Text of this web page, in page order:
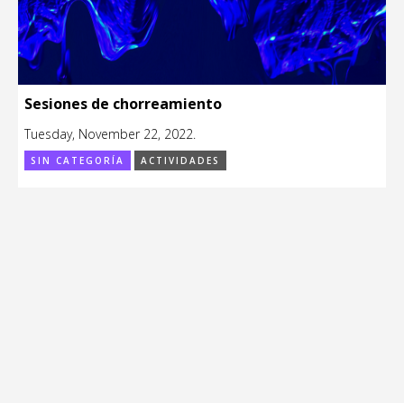
Sesiones de chorreamiento
Tuesday, November 22, 2022.
SIN CATEGORÍA ACTIVIDADES